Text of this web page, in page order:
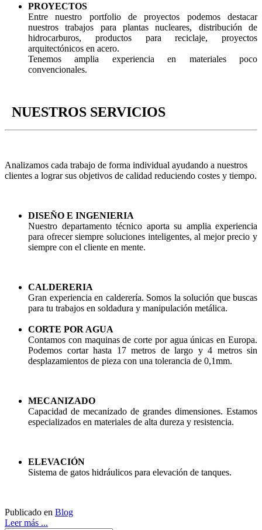
PROYECTOS
Entre nuestro portfolio de proyectos podemos destacar
nuestros trabajos para plantas nucleares, distribución de
hidrocarburos, productos para reciclaje, proyectos
arquitectónicos en acero.
Tenemos amplia experiencia en materiales poco
convencionales.
NUESTROS SERVICIOS
Analizamos cada trabajo de forma individual ayudando a nuestros
clientes a lograr sus objetivos de calidad reduciendo costes y tiempo.
DISEÑO E INGENIERIA
Nuestro departamento técnico aporta su amplia experiencia
para ofrecer siempre soluciones inteligentes, al mejor precio y
siempre con el cliente en mente.
CALDERERIA
Gran experiencia en calderería. Somos la solución que buscas
para tu trabajos en soldadura y manipulación metálica.
CORTE POR AGUA
Contamos con maquinas de corte por agua únicas en Europa.
Podemos cortar hasta 17 metros de largo y 4 metros sin
desplazamientos de pieza con una tolerancia de 0,1mm.
MECANIZADO
Capacidad de mecanizado de grandes dimensiones. Estamos
especializados en materiales de alta dureza y resistencia.
ELEVACIÓN
Sistema de gatos hidráulicos para elevación de tanques.
Publicado en Blog
Leer más ...